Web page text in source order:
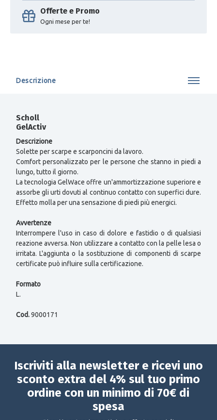
Offerte e Promo
Ogni mese per te!
Descrizione
Scholl
GelActiv
Descrizione
Solette per scarpe e scarponcini da lavoro.
Comfort personalizzato per le persone che stanno in piedi a
lungo, tutto il giorno.
La tecnologia GelWace offre un'ammortizzazione superiore e
assorbe gli urti dovuti al continuo contatto con superfici dure.
Effetto molla per una sensazione di piedi più energici.
Avvertenze
Interrompere l'uso in caso di dolore e fastidio o di qualsiasi
reazione avversa. Non utilizzare a contatto con la pelle lesa o
irritata. L'aggiunta o la sostituzione di componenti di scarpe
certificate può influire sulla certificazione.
Formato
L.
Cod.9000171
Iscriviti alla newsletter e ricevi uno
sconto extra del 4% sul tuo primo
ordine con un minimo di 70€ di
spesa